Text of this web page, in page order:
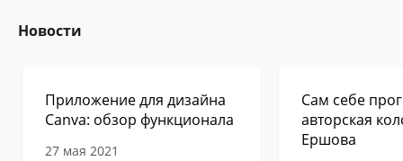
Новости
Приложение для дизайна
Canva: обзор функционала
27 мая 2021
Сам себе
авторская
Ершова